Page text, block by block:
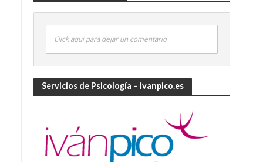
Click aquí para dejar un comentario
Servicios de Psicología – ivanpico.es